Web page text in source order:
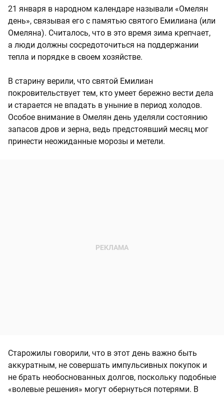
21 января в народном календаре называли «Омелян
день», связывая его с памятью святого Емилиана (или
Омеляна). Считалось, что в это время зима крепчает,
а люди должны сосредоточиться на поддержании
тепла и порядке в своем хозяйстве.
В старину верили, что святой Емилиан
покровительствует тем, кто умеет бережно вести дела
и старается не впадать в уныние в период холодов.
Особое внимание в Омелян день уделяли состоянию
запасов дров и зерна, ведь предстоявший месяц мог
принести неожиданные морозы и метели.
Старожилы говорили, что в этот день важно быть
аккуратным, не совершать импульсивных покупок и
не брать необоснованных долгов, поскольку подобные
«волевые решения» могут обернуться потерями. В